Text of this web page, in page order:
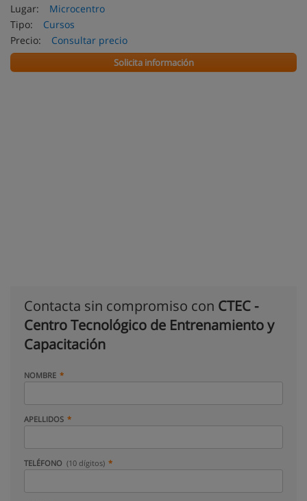
Lugar:
Microcentro
Tipo:
Cursos
Precio:
Consultar precio
Solicita información
Contacta sin compromiso con CTEC -
Centro Tecnológico de Entrenamiento y
Capacitación
NOMBRE
APELLIDOS
TELÉFONO (10 dígitos)